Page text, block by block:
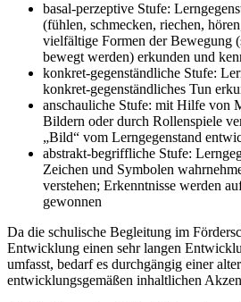
basal-perzeptive Stufe:
(fühlen, schmecken, riechen,
vielfältige Formen der Bewegung
bewegt werden) erkunden und
konkret-gegenständliche Stufe:
konkret-gegenständliches Tun
anschauliche Stufe: mit Hilfe von
Bildern oder durch Rollenspiele
„Bild“ vom Lerngegenstand
abstrakt-begriffliche Stufe:
Zeichen und Symbolen
verstehen; Erkenntnisse werden
gewonnen
Da die schulische Begleitung im
Entwicklung einen sehr langen
umfasst, bedarf es durchgängig einer
entwicklungsgemäßen inhaltlichen